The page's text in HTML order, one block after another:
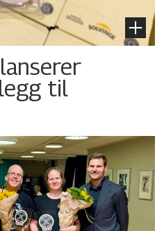
til